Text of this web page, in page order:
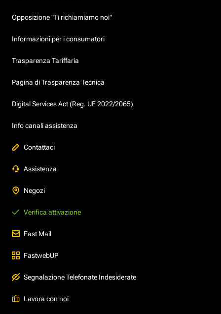
Opposizione "Ti richiamiamo noi"
Informazioni per i consumatori
Trasparenza Tariffaria
Pagina di Trasparenza Tecnica
Digital Services Act (Reg. UE 2022/2065)
Info canali assistenza
Contattaci
Assistenza
Negozi
Verifica attivazione
Fast Mail
FastwebUP
Segnalazione Telefonate Indesiderate
Lavora con noi